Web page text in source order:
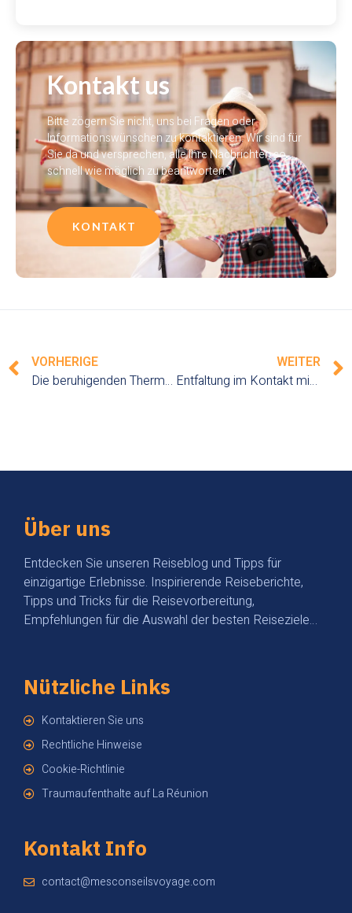
Kontakt us
Bitte zögern Sie nicht, uns bei Fragen oder
Informationswünschen zu kontaktieren. Wir sind für
Sie da und versprechen, alle Ihre Nachrichten so
schnell wie möglich zu beantworten.
KONTAKT
VORHERIGE
Die beruhigenden Thermalquellen von Aïn Draham, Tunesien: Tanken Sie neue Kraft im Herzen dieser in die Berge eingebetteten Wellness-Oase
WEITER
Entfaltung im Kontakt mit den althergebrachten Kulturen des Nationalparks Comoé-Tal, Elfenbeinküste: Entdecken Sie einzigartige Traditionen und Fertigkeiten in einer außergewöhnlichen natürlichen Umgebung.
Über uns
Entdecken Sie unseren Reiseblog und Tipps für
einzigartige Erlebnisse. Inspirierende Reiseberichte,
Tipps und Tricks für die Reisevorbereitung,
Empfehlungen für die Auswahl der besten Reiseziele…
Nützliche Links
Kontaktieren Sie uns
Rechtliche Hinweise
Cookie-Richtlinie
Traumaufenthalte auf La Réunion
Kontakt Info
contact@mesconseilsvoyage.com